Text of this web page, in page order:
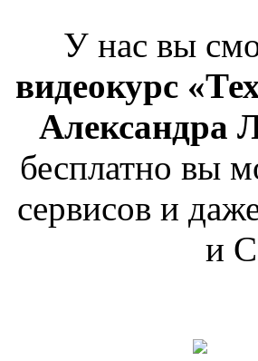
У нас вы
видеокурс
Александра
бесплатно вы
сервисов и
и